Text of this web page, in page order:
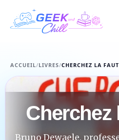
ACCUEIL/LIVRES/CHERCHEZ LA
Cherchez
Bruno Dewaele,